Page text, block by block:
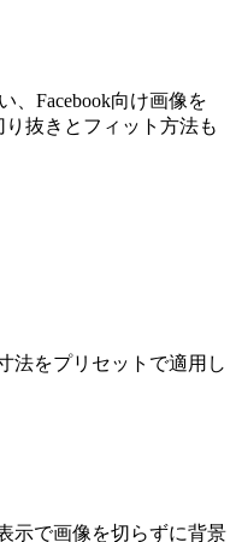
、Facebook向け画像を
抜きとフィット方法も
法をプリセットで適用し
示で画像を切らずに背景